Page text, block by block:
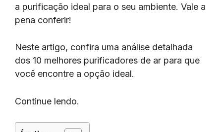
a purificação ideal para o seu ambiente. Vale a
pena conferir!
Neste artigo, confira uma análise detalhada
dos 10 melhores purificadores de ar para que
você encontre a opção ideal.
Continue lendo.